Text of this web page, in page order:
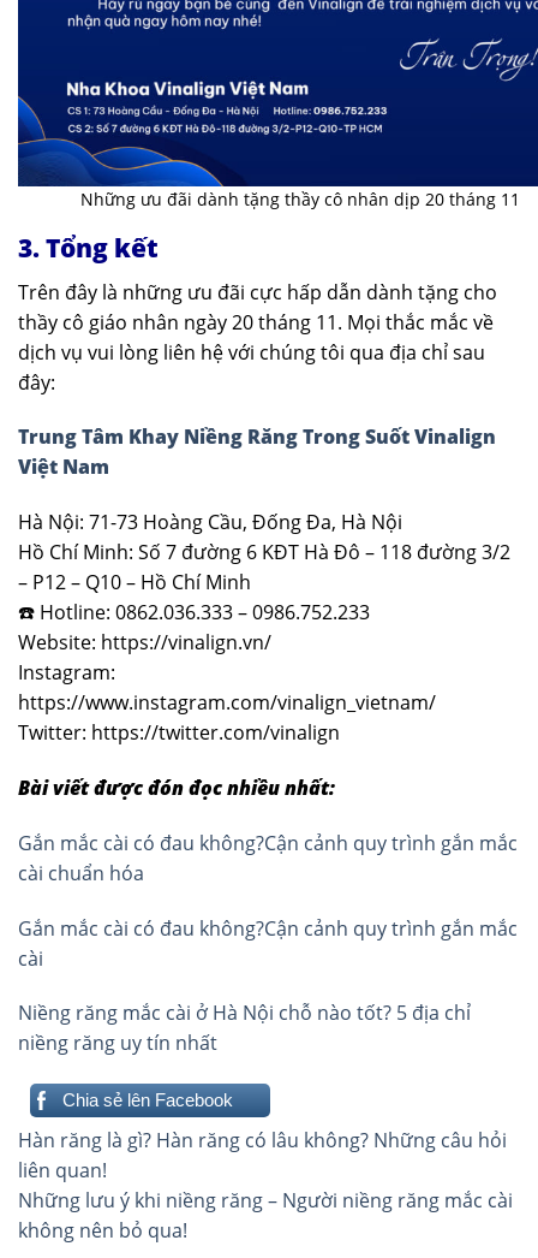
Những ưu đãi dành tặng thầy cô nhân dịp 20 tháng 11
3. Tổng kết
Trên đây là những ưu đãi cực hấp dẫn dành tặng cho
thầy cô giáo nhân ngày 20 tháng 11. Mọi thắc mắc về
dịch vụ vui lòng liên hệ với chúng tôi qua địa chỉ sau
đây:
Trung Tâm Khay Niềng Răng Trong Suốt Vinalign
Việt Nam
Hà Nội: 71-73 Hoàng Cầu, Đống Đa, Hà Nội
Hồ Chí Minh: Số 7 đường 6 KĐT Hà Đô – 118 đường 3/2
– P12 – Q10 – Hồ Chí Minh
☎️ Hotline: 0862.036.333 – 0986.752.233
Website: https://vinalign.vn/
Instagram:
https://www.instagram.com/vinalign_vietnam/
Twitter: https://twitter.com/vinalign
Bài viết được đón đọc nhiều nhất:
Gắn mắc cài có đau không?Cận cảnh quy trình gắn mắc
cài chuẩn hóa
Gắn mắc cài có đau không?Cận cảnh quy trình gắn mắc
cài
Niềng răng mắc cài ở Hà Nội chỗ nào tốt? 5 địa chỉ
niềng răng uy tín nhất
Chia sẻ lên Facebook
Điều
hướng
bài
viết
Hàn răng là gì? Hàn răng có lâu không? Những câu hỏi
liên quan!
Những lưu ý khi niềng răng – Người niềng răng mắc cài
không nên bỏ qua!